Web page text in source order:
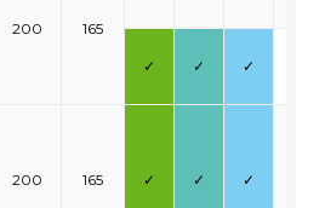
200 165
✓ ✓ ✓
200 165 ✓ ✓ ✓